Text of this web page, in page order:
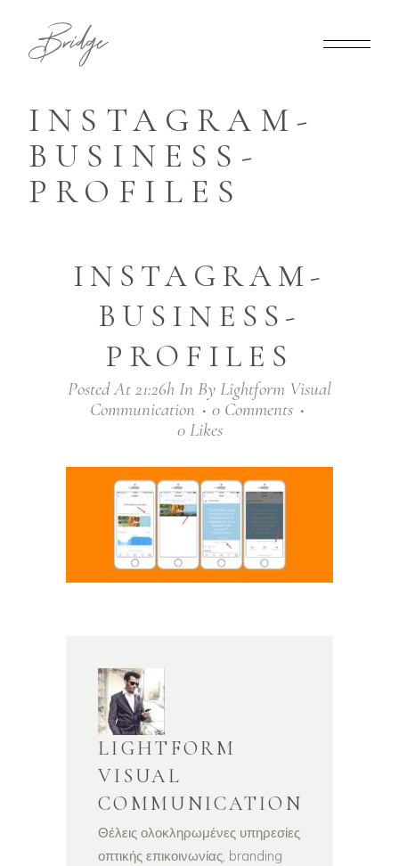
INSTAGRAM-
BUSINESS-
PROFILES
INSTAGRAM-
BUSINESS-
PROFILES
Posted At 21:26h In By Lightform Visual
Communication
0 Comments
0 Likes
LIGHTFORM
VISUAL
COMMUNICATION
Θέλεις ολοκληρωμένες υπηρεσίες
οπτικής επικοινωνίας, branding